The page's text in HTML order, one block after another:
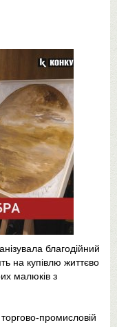
благодійний
на купівлю життєво
малюків з
промисловій